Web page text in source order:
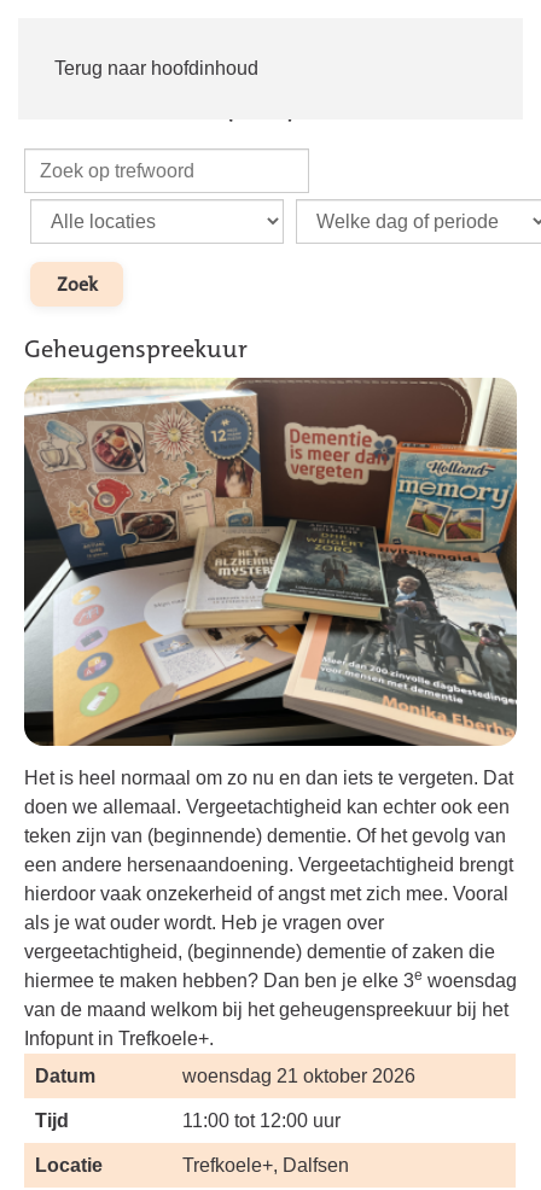
Terug naar hoofdinhoud
Geheugenspreekuur
Het is heel normaal om zo nu en dan iets te vergeten. Dat
doen we allemaal. Vergeetachtigheid kan echter ook een
teken zijn van (beginnende) dementie. Of het gevolg van
een andere hersenaandoening. Vergeetachtigheid brengt
hierdoor vaak onzekerheid of angst met zich mee. Vooral
als je wat ouder wordt. Heb je vragen over
vergeetachtigheid, (beginnende) dementie of zaken die
hiermee te maken hebben? Dan ben je elke 3e woensdag
van de maand welkom bij het geheugenspreekuur bij het
Infopunt in Trefkoele+.
Datum
woensdag 21 oktober 2026
Tijd 11:00 tot 12:00 uur
Locatie Trefkoele+, Dalfsen